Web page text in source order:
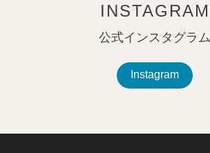
INSTAGRAM
公式インスタグラム
Instagram